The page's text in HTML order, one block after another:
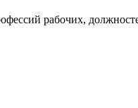
рабочих,